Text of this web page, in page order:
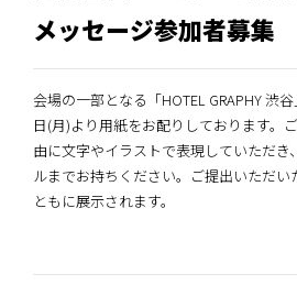
メッセージ参加者募集
会場の一部となる「HOTEL GRAPHY 渋
日(月)より用紙をお配りしております。
由に文字やイラストで表現していただき
ルまでお持ちください。ご提出いただ
ともに展示されます。